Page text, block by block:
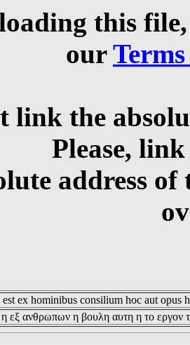
this
our
link the
Please,
address
est ex hominibus consilium hoc aut opus
εξ ανθρωπων η βουλη αυτη η το εργον